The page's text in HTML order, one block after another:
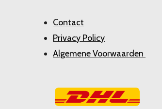
Contact
Privacy Policy
Algemene Voorwaarden